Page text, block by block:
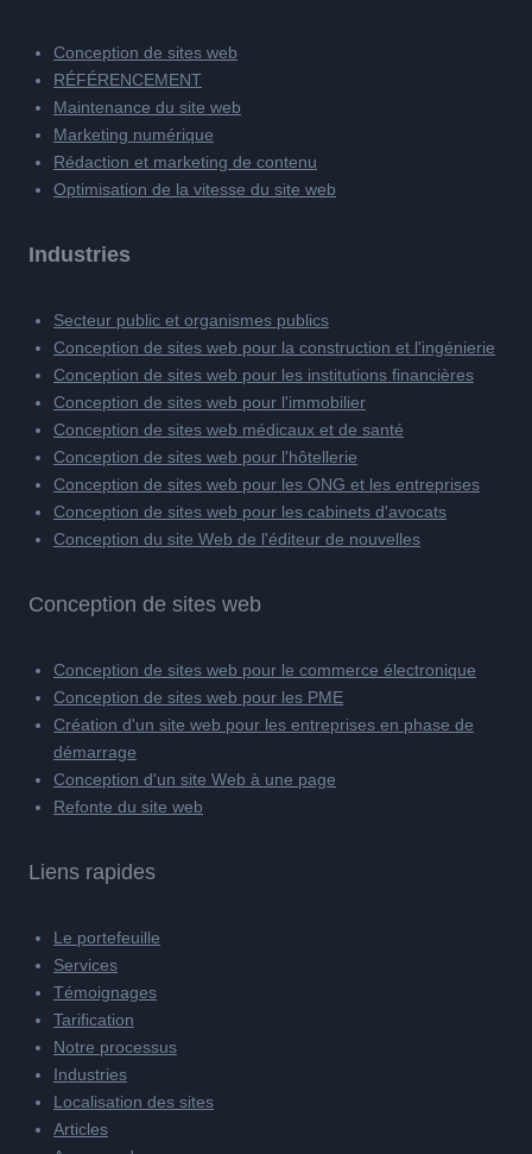
Conception de sites web
RÉFÉRENCEMENT
Maintenance du site web
Marketing numérique
Rédaction et marketing de contenu
Optimisation de la vitesse du site web
Industries
Secteur public et organismes publics
Conception de sites web pour la construction et l'ingénierie
Conception de sites web pour les institutions financières
Conception de sites web pour l'immobilier
Conception de sites web médicaux et de santé
Conception de sites web pour l'hôtellerie
Conception de sites web pour les ONG et les entreprises
Conception de sites web pour les cabinets d'avocats
Conception du site Web de l'éditeur de nouvelles
Conception de sites web
Conception de sites web pour le commerce électronique
Conception de sites web pour les PME
Création d'un site web pour les entreprises en phase de
démarrage
Conception d'un site Web à une page
Refonte du site web
Liens rapides
Le portefeuille
Services
Témoignages
Tarification
Notre processus
Industries
Localisation des sites
Articles